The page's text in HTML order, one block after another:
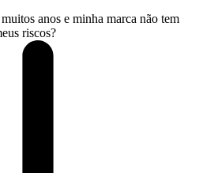
anos e minha marca não tem
riscos?